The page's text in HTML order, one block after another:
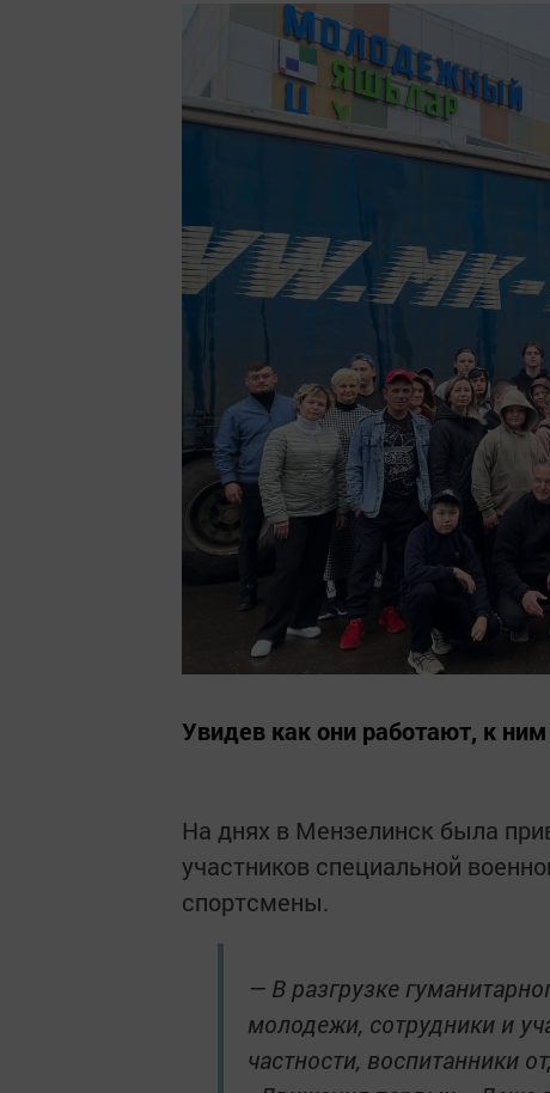
Увидев как они работают, к
На днях в Мензелинск была
участников специальной
спортсмены.
— В разгрузке
молодежи, сотрудники и
частности, воспитанники